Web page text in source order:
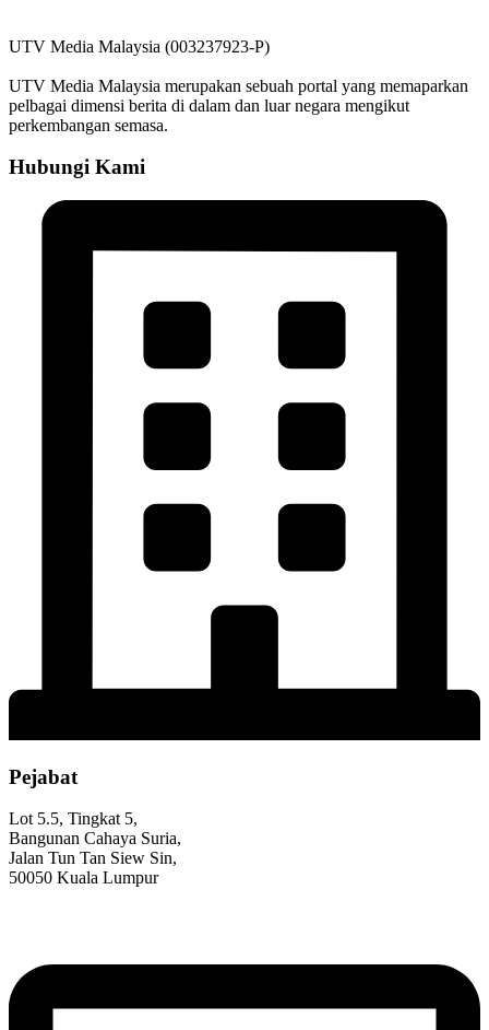
UTV Media Malaysia (003237923-P)
UTV Media Malaysia merupakan sebuah portal yang memaparkan
pelbagai dimensi berita di dalam dan luar negara mengikut
perkembangan semasa.
Hubungi Kami
Pejabat
Lot 5.5, Tingkat 5,
Bangunan Cahaya Suria,
Jalan Tun Tan Siew Sin,
50050 Kuala Lumpur